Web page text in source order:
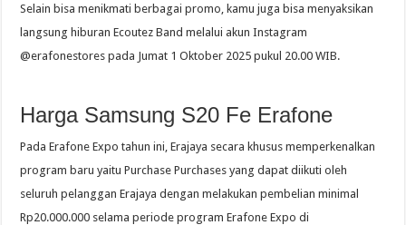
Selain bisa menikmati berbagai promo, kamu juga bisa menyaksikan
langsung hiburan Ecoutez Band melalui akun Instagram
@erafonestores pada Jumat 1 Oktober 2025 pukul 20.00 WIB.
Harga Samsung S20 Fe Erafone
Pada Erafone Expo tahun ini, Erajaya secara khusus memperkenalkan
program baru yaitu Purchase Purchases yang dapat diikuti oleh
seluruh pelanggan Erajaya dengan melakukan pembelian minimal
Rp20.000.000 selama periode program Erafone Expo di